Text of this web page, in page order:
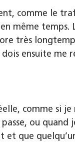
comme le
même temps.
très
ensuite me
comme si je
ou quand
que